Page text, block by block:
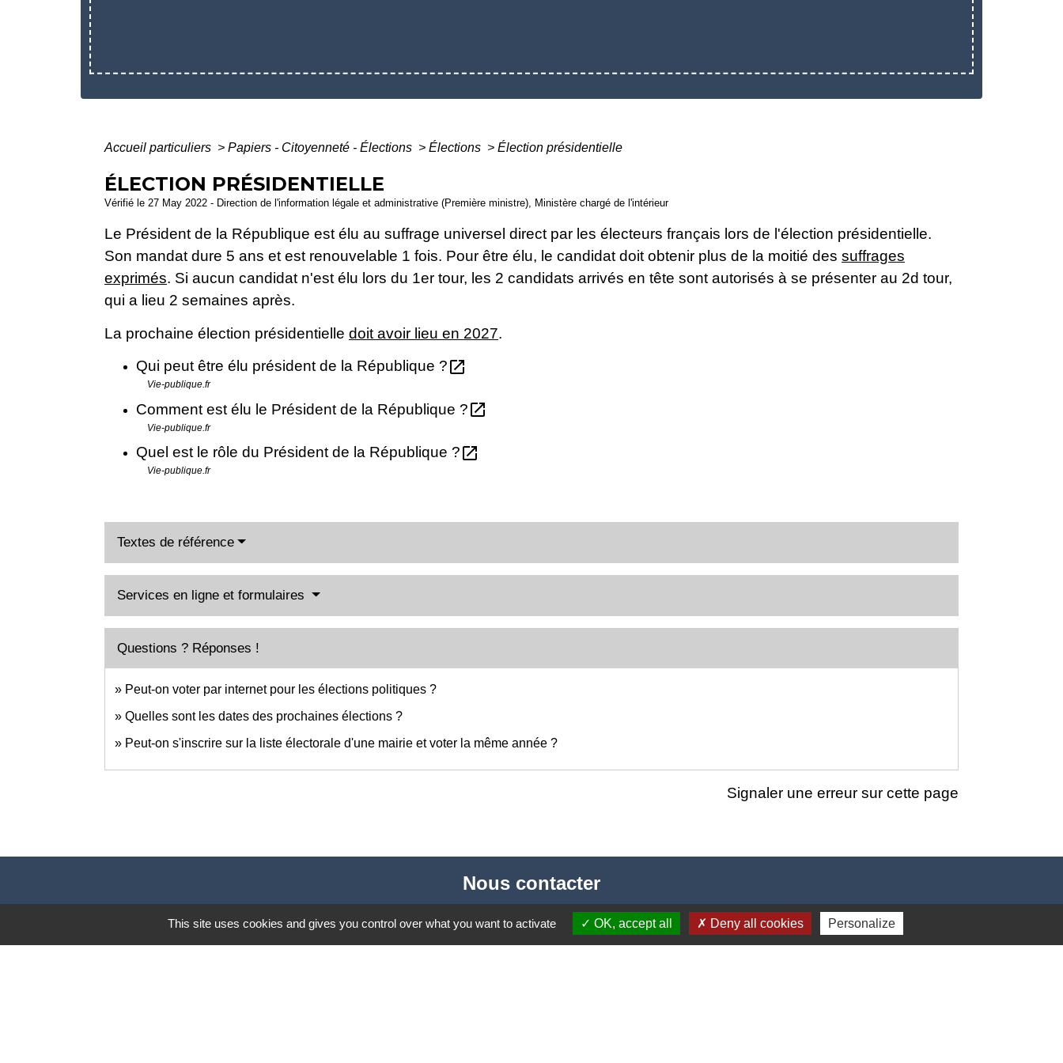
Accueil particuliers > Papiers - Citoyenneté - Élections > Élections > Élection présidentielle
ÉLECTION PRÉSIDENTIELLE
Vérifié le 27 May 2022 - Direction de l'information légale et administrative (Première ministre), Ministère chargé de l'intérieur
Le Président de la République est élu au suffrage universel direct par les électeurs français lors de l'élection présidentielle.
Son mandat dure 5 ans et est renouvelable 1 fois. Pour être élu, le candidat doit obtenir plus de la moitié des suffrages
exprimés. Si aucun candidat n'est élu lors du 1er tour, les 2 candidats arrivés en tête sont autorisés à se présenter au 2d tour,
qui a lieu 2 semaines après.
La prochaine élection présidentielle doit avoir lieu en 2027.
Qui peut être élu président de la République ?open_in_new
Vie-publique.fr
Comment est élu le Président de la République ?open_in_new
Vie-publique.fr
Quel est le rôle du Président de la République ?open_in_new
Vie-publique.fr
Textes de référence
Services en ligne et formulaires
Questions ? Réponses !
Peut-on voter par internet pour les élections politiques ?
Quelles sont les dates des prochaines élections ?
Peut-on s'inscrire sur la liste électorale d'une mairie et voter la même année ?
Signaler une erreur sur cette page
Nous contacter
Commune de Puylaurens
1 rue de la Mairie
This site uses cookies and gives you control over what you want to activate OK, accept all Deny all cookies Personalize